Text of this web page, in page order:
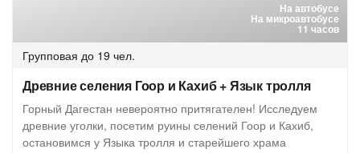
На автобусе
На микроавтобусе
11 часов
Групповая до 19 чел.
Древние селения Гоор и Кахиб + Язык тролля
Горный Дагестан невероятно притягателен! Исследуем
древние уголки, посетим руины селений Гоор и Кахиб,
остановимся у Языка тролля и старейшего храма